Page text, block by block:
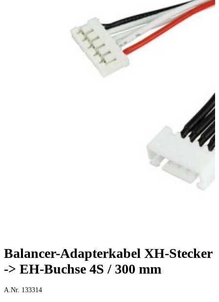
Balancer-Adapterkabel XH-Stecker
-> EH-Buchse 4S / 300 mm
A.Nr. 133314